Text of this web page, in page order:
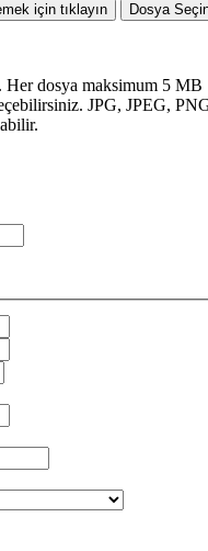
için tıklayın Dosya
Her dosya maksimum 5 MB
JPG, JPEG,